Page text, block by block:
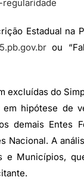
Estadual na
ou
excluídas do
hipótese de
demais Entes
Nacional. A
e Municípios,